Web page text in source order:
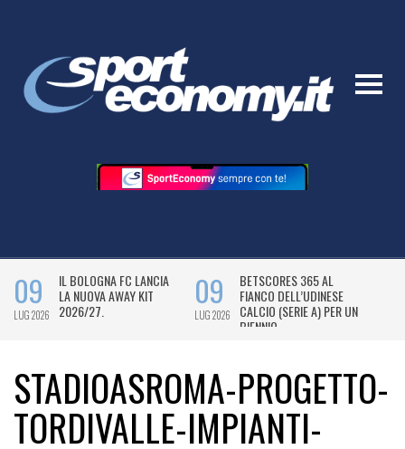
STADIOASROMA-PROGETTO-
TORDIVALLE-IMPIANTI-